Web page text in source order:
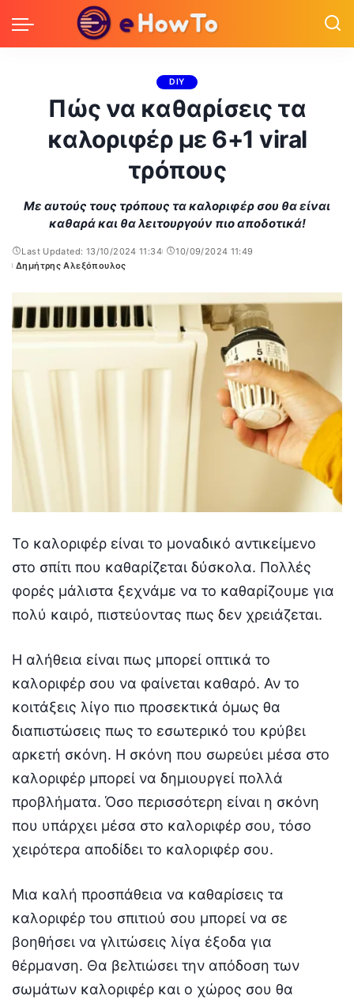
DIY
Πώς να καθαρίσεις τα
καλοριφέρ με 6+1 viral
τρόπους
Με αυτoύς τους τρόπους τα καλοριφέρ σου θα είναι
καθαρά και θα λειτουργούν πιο αποδοτικά!
Last Updated: 13/10/2024 11:34
10/09/2024 11:49
Posted
Δημήτρης Αλεξόπουλος
Το καλοριφέρ είναι το μοναδικό αντικείμενο
στο σπίτι που καθαρίζεται δύσκολα. Πολλές
φορές μάλιστα ξεχνάμε να το καθαρίζουμε για
πολύ καιρό, πιστεύοντας πως δεν χρειάζεται.
Η αλήθεια είναι πως μπορεί οπτικά το
καλοριφέρ σου να φαίνεται καθαρό. Αν το
κοιτάξεις λίγο πιο προσεκτικά όμως θα
διαπιστώσεις πως το εσωτερικό του κρύβει
αρκετή σκόνη. Η σκόνη που σωρεύει μέσα στο
καλοριφέρ μπορεί να δημιουργεί πολλά
προβλήματα. Όσο περισσότερη είναι η σκόνη
που υπάρχει μέσα στο καλοριφέρ σου, τόσο
χειρότερα αποδίδει το καλοριφέρ σου.
Μια καλή προσπάθεια να καθαρίσεις τα
καλοριφέρ του σπιτιού σου μπορεί να σε
βοηθήσει να γλιτώσεις λίγα έξοδα για
θέρμανση. Θα βελτιώσει την απόδοση των
σωμάτων καλοριφέρ και ο χώρος σου θα